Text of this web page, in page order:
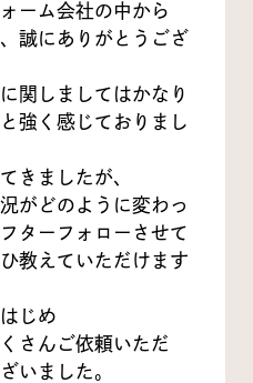
ーム会社の中から
誠にありがとうござ
関しましてはかなり
強く感じておりまし
きましたが、
がどのように変わっ
ターフォローさせて
教えていただけます
じめ
さんご依頼いただ
いました。